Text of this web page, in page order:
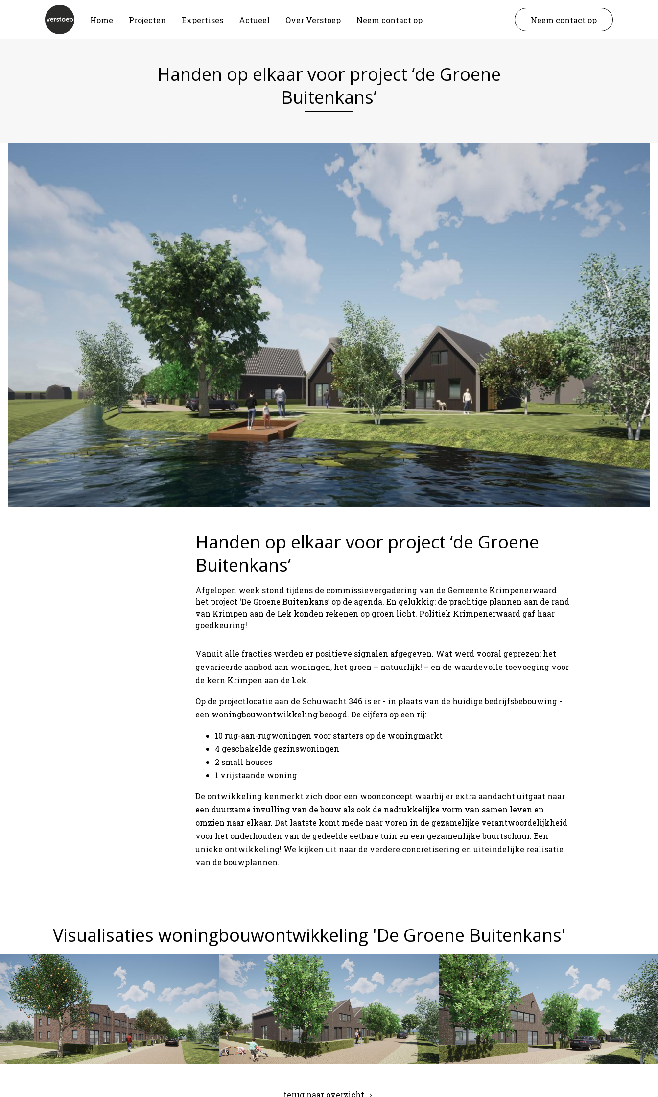
Home Projecten Expertises Actueel Over Verstoep Neem contact op Neem contact op
Handen op elkaar voor project ‘de Groene
Buitenkans’
Handen op elkaar voor project ‘de Groene
Buitenkans’
Afgelopen week stond tijdens de commissievergadering van de Gemeente Krimpenerwaard
het project ‘De Groene Buitenkans’ op de agenda. En gelukkig: de prachtige plannen aan de rand
van Krimpen aan de Lek konden rekenen op groen licht. Politiek Krimpenerwaard gaf haar
goedkeuring!
Vanuit alle fracties werden er positieve signalen afgegeven. Wat werd vooral geprezen: het
gevarieerde aanbod aan woningen, het groen – natuurlijk! – en de waardevolle toevoeging voor
de kern Krimpen aan de Lek.
Op de projectlocatie aan de Schuwacht 346 is er - in plaats van de huidige bedrijfsbebouwing -
een woningbouwontwikkeling beoogd. De cijfers op een rij:
10 rug-aan-rugwoningen voor starters op de woningmarkt
4 geschakelde gezinswoningen
2 small houses
1 vrijstaande woning
De ontwikkeling kenmerkt zich door een woonconcept waarbij er extra aandacht uitgaat naar
een duurzame invulling van de bouw als ook de nadrukkelijke vorm van samen leven en
omzien naar elkaar. Dat laatste komt mede naar voren in de gezamelijke verantwoordelijkheid
voor het onderhouden van de gedeelde eetbare tuin en een gezamenlijke buurtschuur. Een
unieke ontwikkeling! We kijken uit naar de verdere concretisering en uiteindelijke realisatie
van de bouwplannen.
Visualisaties woningbouwontwikkeling 'De Groene Buitenkans'
terug naar overzicht